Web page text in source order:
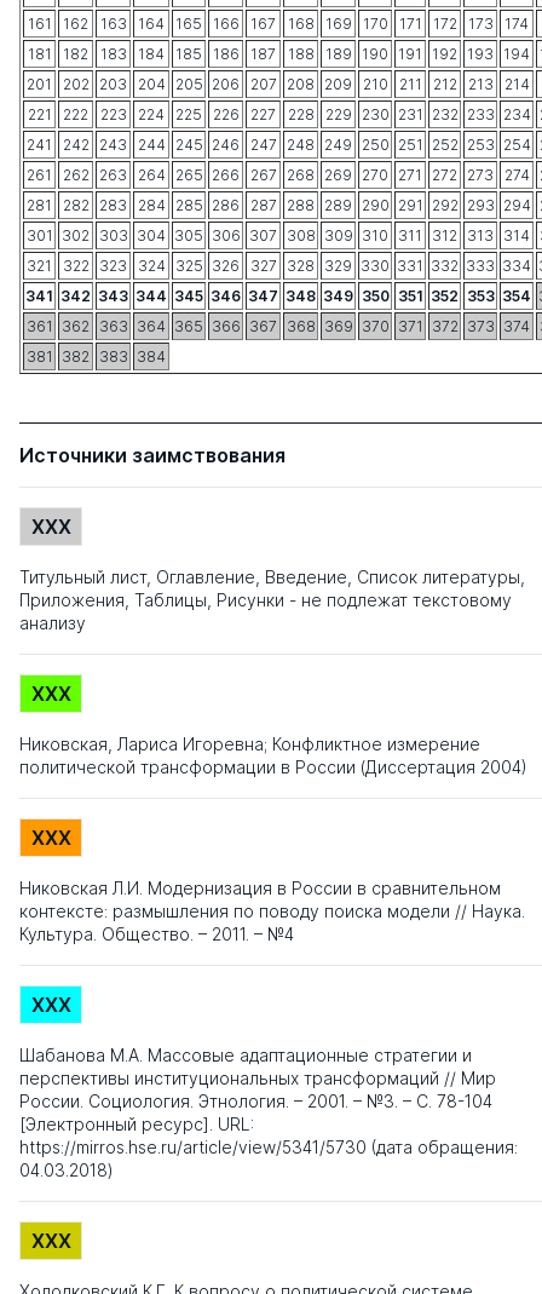
161
162 163 164 165 166 167 168 169 170 171 172 173 174
181
182 183 184 185 186 187 188 189 190 191 192 193 194
201
202 203 204 205 206 207 208 209 210 211 212 213 214
221
222 223 224 225 226 227 228 229 230 231 232 233 234
241
242 243 244 245 246 247 248 249 250 251 252 253 254
261
262 263 264 265 266 267 268 269 270 271 272 273 274
281
282 283 284 285 286 287 288 289 290 291 292 293 294
301
302 303 304 305 306 307 308 309 310 311 312 313 314
321
322 323 324 325 326 327 328 329 330 331 332 333 334
341 342 343 344 345 346 347 348 349 350 351 352 353 354
361
362 363 364 365 366 367 368 369 370 371 372 373 374
381
382 383 384
Источники заимствования
XXX
Титульный лист, Оглавление, Введение, Список литературы,
Приложения, Таблицы, Рисунки - не подлежат текстовому
анализу
XXX
Никовская, Лариса Игоревна; Конфликтное измерение
политической трансформации в России (Диссертация 2004)
XXX
Никовская Л.И. Модернизация в России в сравнительном
контексте: размышления по поводу поиска модели // Наука.
Культура. Общество. – 2011. – №4
XXX
Шабанова М.А. Массовые адаптационные стратегии и
перспективы институциональных трансформаций // Мир
России. Социология. Этнология. – 2001. – №3. – С. 78-104
[Электронный ресурс]. URL:
https://mirros.hse.ru/article/view/5341/5730 (дата обращения:
04.03.2018)
XXX